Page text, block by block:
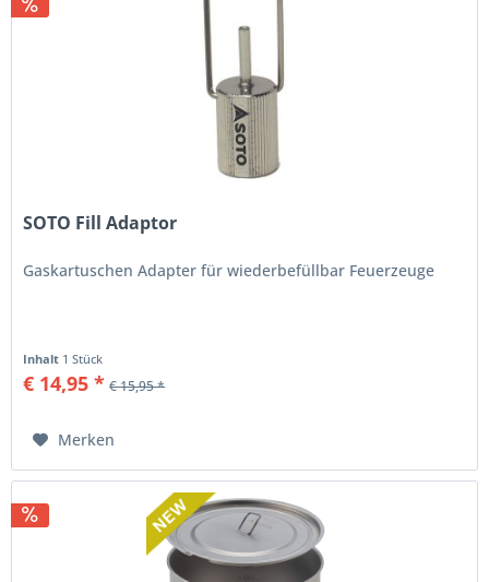
SOTO Fill Adaptor
Gaskartuschen Adapter für wiederbefüllbar Feuerzeuge
Inhalt 1 Stück
€ 14,95 * € 15,95 *
Merken